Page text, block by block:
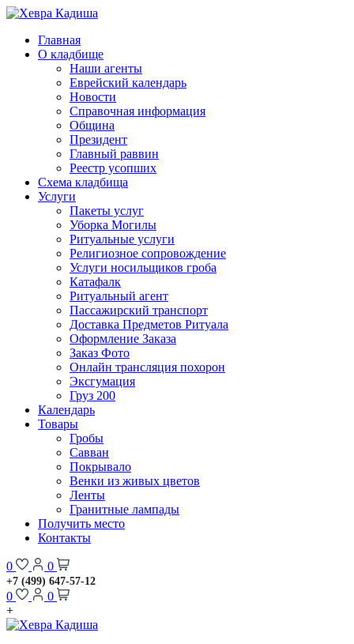
Главная
О кладбище
Наши агенты
Еврейский календарь
Новости
Справочная информация
Община
Президент
Главный раввин
Реестр усопших
Схема кладбища
Услуги
Пакеты услуг
Уборка Могилы
Ритуальные услуги
Религиозное сопровождение
Услуги носильщиков гроба
Катафалк
Ритуальный агент
Пассажирский транспорт
Доставка Предметов Ритуала
Оформление Заказа
Заказ Фото
Онлайн трансляция похорон
Эксгумация
Груз 200
Календарь
Товары
Гробы
Савван
Покрывало
Венки из живых цветов
Ленты
Гранитные лампады
Получить место
Контакты
0 0
+7 (499) 647-57-12
0
0
+